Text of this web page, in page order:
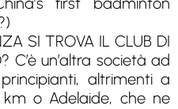
SI TROVA IL CLUB DI
C’è un’altra società ad
altrimenti a
o Adelaide, che ne